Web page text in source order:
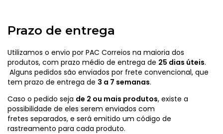
Prazo de entrega
Utilizamos o envio por PAC Correios na maioria dos
produtos, com prazo médio de entrega de 25 dias úteis.
Alguns pedidos são enviados por frete convencional, que
tem prazo de entrega de 3 a 7 semanas.
Caso o pedido seja de 2 ou mais produtos, existe a
possibilidade de eles serem enviados com
fretes separados, e será emitido um código de
rastreamento para cada produto.